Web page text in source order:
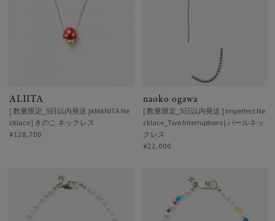
ALIITA
[ 数量限定_5日以内発送 ]AMANITA Ne
cklace | きのこ ネックレス
¥128,700
naoko ogawa
[ 数量限定_5日以内発送 ] Imperfect Ne
cklace_Two Interruptions | パールネッ
クレス
¥22,000